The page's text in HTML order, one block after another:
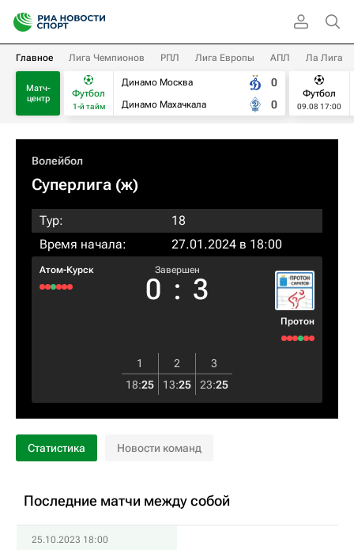
Главное Лига Чемпионов РПЛ Лига Европы АПЛ Ла Лига
Матч-
центр
Футбол
1-й тайм
Динамо Москва
Динамо Махачкала
0
0
Футбол
09.08 17:00
Волейбол
Суперлига (ж)
Тур:
18
Время начала:
27.01.2024 в 18:00
Атом-Курск Завершен
0 : 3
Протон
1 2
3
18:25 13:25 23:25
Статистика Новости команд
Последние матчи между собой
25.10.2023 18:00